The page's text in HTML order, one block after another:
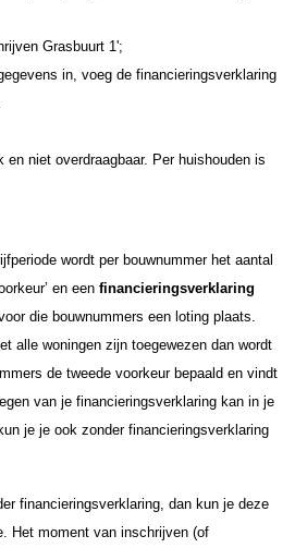
Grasbuurt 1';
in, voeg de financieringsverklaring
en niet overdraagbaar. Per huishouden is
wordt per bouwnummer het aantal
en een financieringsverklaring
die bouwnummers een loting plaats.
alle woningen zijn toegewezen dan wordt
de tweede voorkeur bepaald en vindt
van je financieringsverklaring kan in je
je je ook zonder financieringsverklaring
financieringsverklaring, dan kun je deze
Het moment van inschrijven (of